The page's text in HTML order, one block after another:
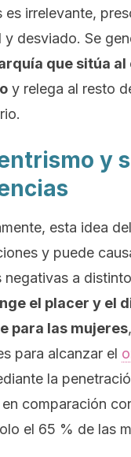
es irrelevante,
y desviado. Se
que sitúa al
y relega al resto
y
esta idea
y puede
negativas a
el placer y el
para las mujeres
para alcanzar el
la
comparación
el 65 % de las